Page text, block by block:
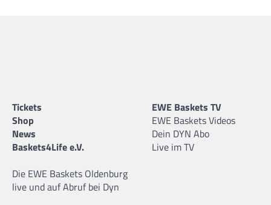
Tickets
Shop
News
Baskets4Life e.V.
Die EWE Baskets Oldenburg
live und auf Abruf bei Dyn
EWE Baskets TV
EWE Baskets Videos
Dein DYN Abo
Live im TV